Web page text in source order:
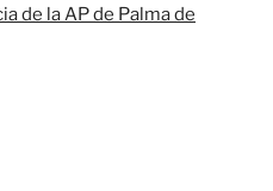
de la AP de Palma de